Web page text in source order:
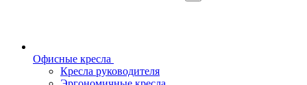
Офисные кресла
Кресла руководителя